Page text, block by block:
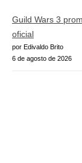
Guild Wars 3
oficial
por Edivaldo Brito
6 de agosto de 2026